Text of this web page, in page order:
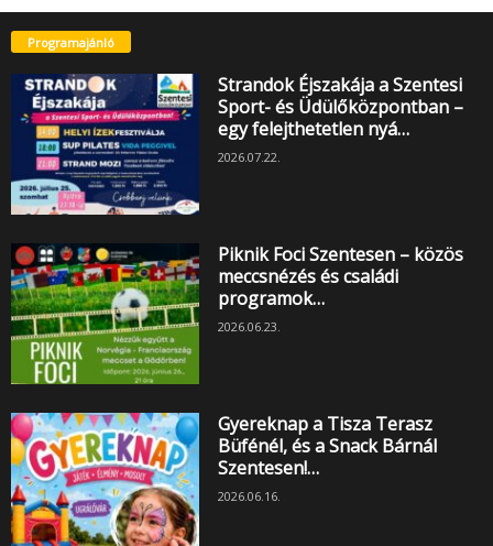
Programajánló
Strandok Éjszakája a Szentesi
Sport- és Üdülőközpontban –
egy felejthetetlen nyá…
2026.07.22.
Piknik Foci Szentesen – közös
meccsnézés és családi
programok…
2026.06.23.
Gyereknap a Tisza Terasz
Büfénél, és a Snack Bárnál
Szentesen!…
2026.06.16.